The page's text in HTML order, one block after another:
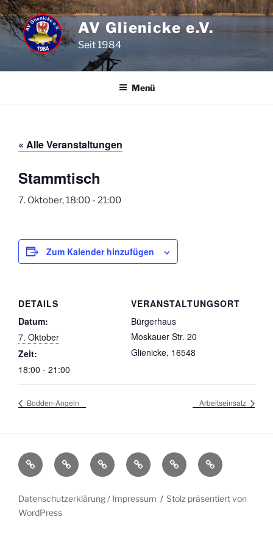
Zum
Inhalt
springen
AV Glienicke e.V.
Seit 1984
Menü
« Alle Veranstaltungen
Stammtisch
7. Oktober, 18:00 - 21:00
Zum Kalender hinzufügen
DETAILS
Datum:
7. Oktober
Zeit:
18:00 - 21:00
VERANSTALTUNGSORT
Bürgerhaus
Moskauer Str. 20
Glienicke, 16548
Bodden-Angeln Arbeitseinsatz
StartseiteÜber
Uns
Veranstaltungen
Galerie Downloads
/
Datenschutzerklärung / Impressum
Stolz präsentiert von
WordPress